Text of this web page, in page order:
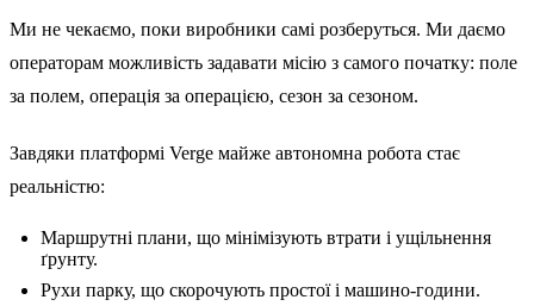
Ми не чекаємо, поки виробники самі розберуться. Ми даємо
операторам можливість задавати місію з самого початку: поле
за полем, операція за операцією, сезон за сезоном.
Завдяки платформі Verge майже автономна робота стає
реальністю:
Маршрутні плани, що мінімізують втрати і ущільнення
ґрунту.
Рухи парку, що скорочують простої і машино-години.